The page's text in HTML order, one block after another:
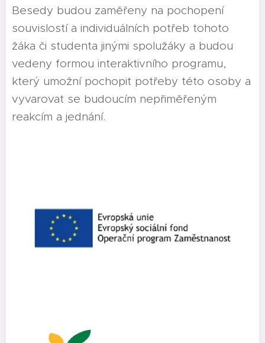
Besedy budou zaměřeny na pochopení
souvislostí a individuálních potřeb tohoto
žáka či studenta jinými spolužáky a budou
vedeny formou interaktivního programu,
který umožní pochopit potřeby této osoby a
vyvarovat se budoucím nepřiměřeným
reakcím a jednání.